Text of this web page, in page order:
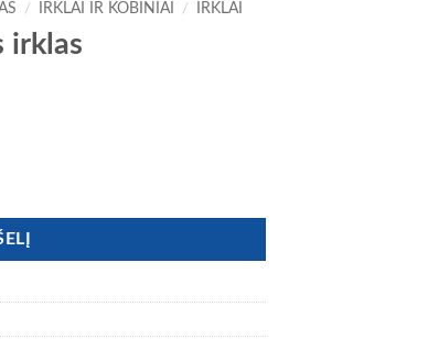
/ IRKLAI IR KOBINIAI / IRKLAI
irklas